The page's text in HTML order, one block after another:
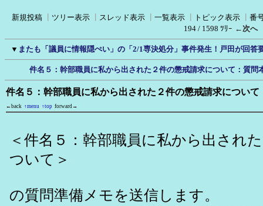
新規投稿 ツリー表示 スレッド表示 一覧表示 トピック表示
番
194 / 1598 ﾂﾘｰ ←次へ
▼ またも「議員に情報隠ぺい」の「2/1専決処分」事件発生！戸田が回答
件名５：幹部職員に私から出された２件の懲戒請求について：質問
件名５：幹部職員に私から出された２件の懲戒請求について
←back ↑menu ↑top forward→
＜件名５：幹部職員に私から出され
ついて＞
の質問準備メモを送信します。